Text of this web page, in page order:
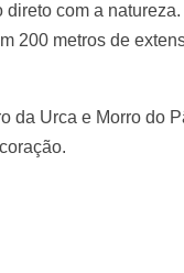
com a
200 metros de
da Urca e Morro do